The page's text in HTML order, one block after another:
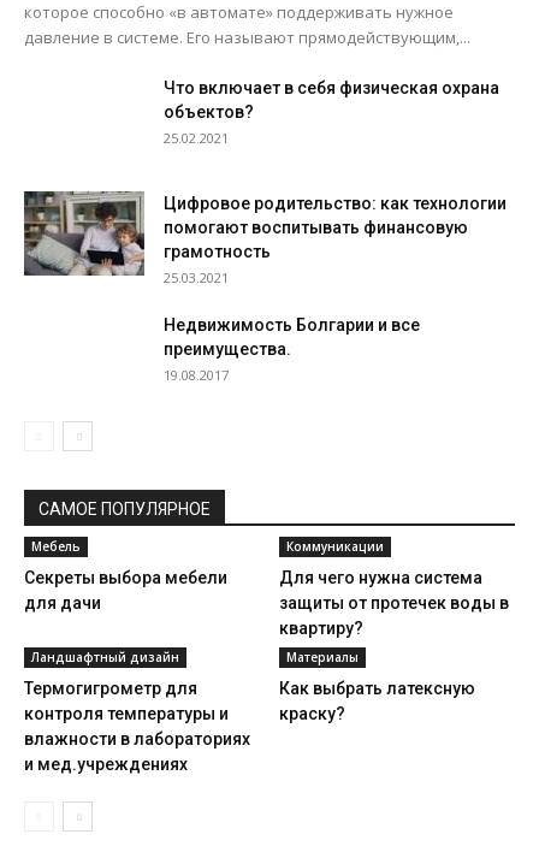
которое способно «в автомате» поддерживать нужное
давление в системе. Его называют прямодействующим,...
Что включает в себя физическая охрана
объектов?
25.02.2021
Цифровое родительство: как технологии
помогают воспитывать финансовую
грамотность
25.03.2021
Недвижимость Болгарии и все
преимущества.
19.08.2017
САМОЕ ПОПУЛЯРНОЕ
Мебель
Секреты выбора мебели
для дачи
Коммуникации
Для чего нужна система
защиты от протечек воды в
квартиру?
Ландшафтный дизайн
Термогигрометр для
контроля температуры и
влажности в лабораториях
и мед.учреждениях
Материалы
Как выбрать латексную
краску?